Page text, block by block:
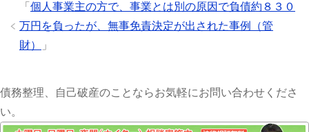
「 個人事業主の方で、事業とは別の原因で負債約８３０
万円を負ったが、無事免責決定が出された事例（管
財）
」
債務整理、自己破産のことならお気軽にお問い合わせくださ
い。